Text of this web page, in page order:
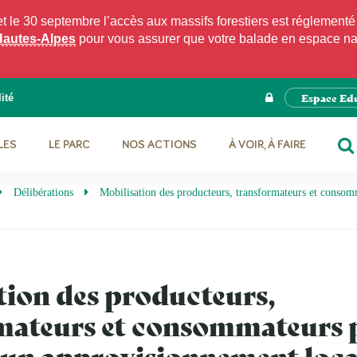
30 septembre l’accès aux massifs forestiers est
Alpes pour vous assurer que votre balade en espace
Espace
LE PARC NOS ACTIONS
À VOIR, À FAIRE
Délibérations
Mobilisation des producteurs, transformateurs et
des producteurs,
et consommateurs